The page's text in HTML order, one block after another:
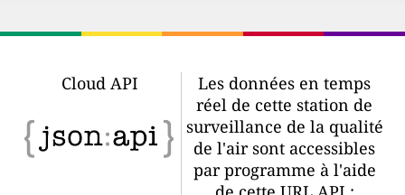
Cloud API
Les données en temps
réel de cette station de
surveillance de la qualité
de l'air sont accessibles
par programme à l'aide